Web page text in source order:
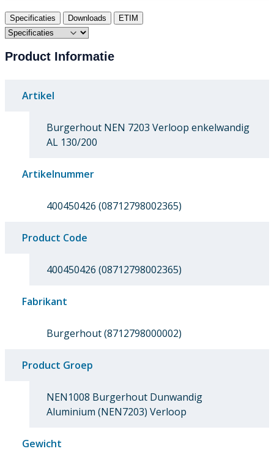
Specificaties Downloads ETIM
Product Informatie
Artikel
Burgerhout NEN 7203 Verloop enkelwandig
AL 130/200
Artikelnummer
400450426 (08712798002365)
Product Code
400450426 (08712798002365)
Fabrikant
Burgerhout (8712798000002)
Product Groep
NEN1008 Burgerhout Dunwandig
Aluminium (NEN7203) Verloop
Gewicht